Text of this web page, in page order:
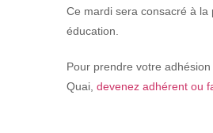
Ce mardi sera consacré à la
éducation.
Pour prendre votre
Quai, devenez adhérent ou